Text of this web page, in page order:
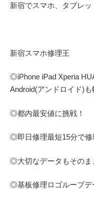
新宿でスマホ、タブレ
新宿スマホ修理王
◎iPhone iPad Xperia
Android(アンドロイド)
◎都内最安値に挑戦！
◎即日修理最短15分で修
◎大切なデータもそのま
◎基板修理ロゴループデ